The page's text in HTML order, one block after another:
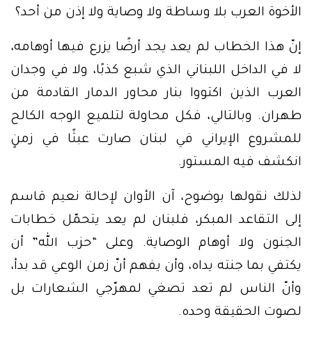
الأخوة العرب بلا وساطة ولا وصاية ولا إذن من أحد؟
إنّ هذا الخطاب لم يعد يجد أرضًا يزرع فيها أوهامه،
لا في الداخل اللبناني الذي شبع كذبًا، ولا في وجدان
العرب الذين اكتووا بنار محاور الدمار القادمة من
طهران. وبالتالي، فكل محاولة لتلميع الوجه الكالح
للمشروع الإيراني في لبنان صارت عبثًا في زمنٍ
انكشف فيه المستور.
لذلك نقولها بوضوح، آن الأوان لإحالة نعيم قاسم
إلى التقاعد المبكر، فلبنان لم يعد يتحمّل خطابات
الجنون ولا أوهام الوصاية. وعلى “حزب الله” أن
يكتفي بما جنته يداه، وأن يفهم أنّ زمن الوعي قد بدأ،
وأنّ الناس لم تعد تصغي لمهرّجي الشعارات بل
لصوت الحقيقة وحده.